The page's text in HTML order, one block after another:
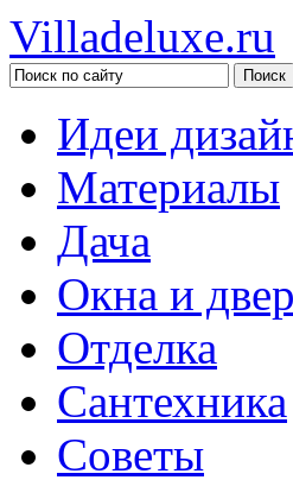
Villadeluxe.ru
Идеи
Материалы
Дача
Окна и
Отделка
Сантехника
Советы